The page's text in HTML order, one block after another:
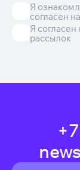
Я
согласен
Я
рассылок